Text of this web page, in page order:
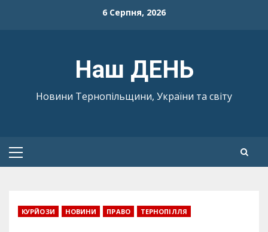
6 Серпня, 2026
Наш ДЕНЬ
Новини Тернопільщини, України та світу
Primary
КУРЙОЗИ НОВИНИ ПРАВО ТЕРНОПІЛЛЯ